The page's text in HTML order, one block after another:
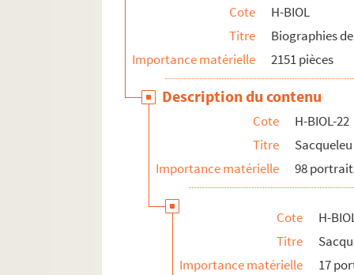
Cote
H-BIOL
Titre
Biographies
Importance matérielle
2151 pièces
Description du contenu
Cote
H-BIOL-22
Titre
Importance matérielle
98
Cote
H-
Titre
Importance matérielle
17